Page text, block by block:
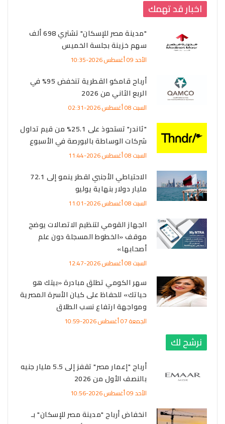
اخبار قد تهمك
"مدينة مصر للإسكان" تشتري 698 ألف
سهم خزينة بجلسة الخميس
الأحد 09 أغسطس 2026-10:35
أرباح قامكو القطرية تنخفض 95% في
الربع الثاني من 2026
السبت 08 أغسطس 2026-02:31
"ثاندر" تستحوذ على 25.1% من قيم تداول
شركات الوساطة بالبورصة في الأسبوع
السبت 08 أغسطس 2026-11:44
الاحتياطي الأجنبي لقطر ينمو إلى 72.1
مليار دولار بنهاية يوليو
السبت 08 أغسطس 2026-11:01
الجهاز القومي لتنظيم الاتصالات يوضح
موقف «الخطوط المسجلة دون علم
أصحابها»
السبت 08 أغسطس 2026-12:47
سهر الكومي تطلق مبادرة «بيتك هو
حياتك» للحفاظ على كيان الأسرة المصرية
ومواجهة ارتفاع نسب الطلاق
الجمعة 07 أغسطس 2026-10:59
نرشح لك
أرباح "إعمار مصر" تقفز إلى 5.5 مليار جنيه
بالنصف الأول من 2026
الأحد 09 أغسطس 2026-10:56
انخفاض أرباح "مدينة مصر للإسكان" بـ